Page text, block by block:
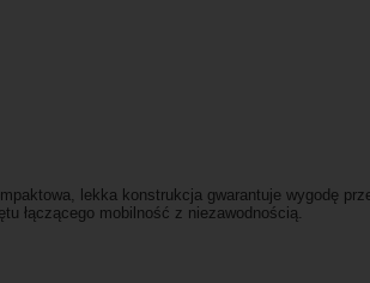
lekka konstrukcja gwarantuje wygodę
łączącego mobilność z niezawodnością.